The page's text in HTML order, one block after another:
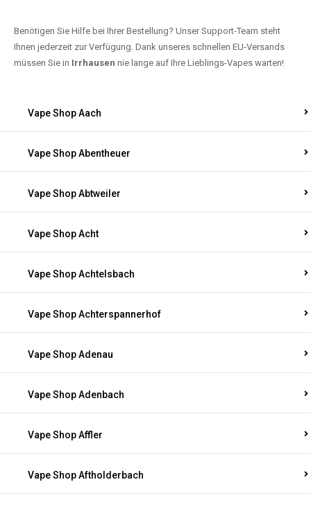
Benötigen Sie Hilfe bei Ihrer Bestellung? Unser Support-Team steht
Ihnen jederzeit zur Verfügung. Dank unseres schnellen EU-Versands
müssen Sie in Irrhausen nie lange auf Ihre Lieblings-Vapes warten!
Vape Shop Aach
Vape Shop Abentheuer
Vape Shop Abtweiler
Vape Shop Acht
Vape Shop Achtelsbach
Vape Shop Achterspannerhof
Vape Shop Adenau
Vape Shop Adenbach
Vape Shop Affler
Vape Shop Aftholderbach